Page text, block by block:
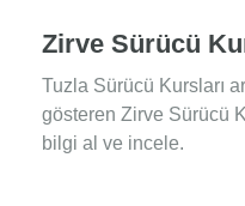
Zirve Sürücü
Tuzla Sürücü Kursları
gösteren Zirve Sürücü
bilgi al ve incele.